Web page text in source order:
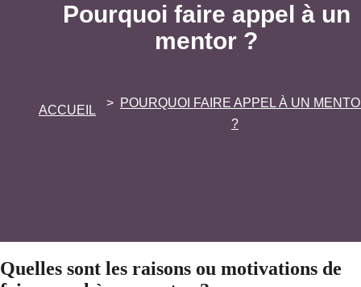
Pourquoi faire appel à un
mentor ?
ACCUEIL
POURQUOI FAIRE APPEL À UN
?
Quelles sont les raisons ou motivations de